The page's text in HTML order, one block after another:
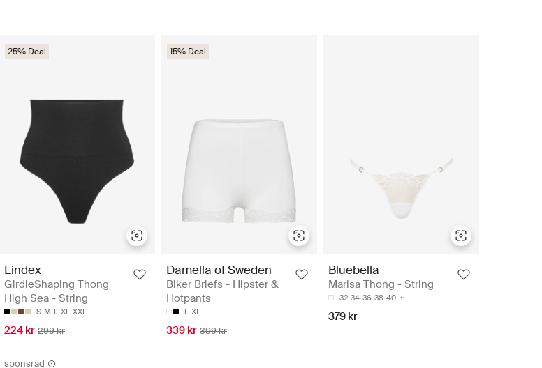
25% Deal
Lindex
GirdleShaping Thong
High Sea - String
S M L XL XXL
224 kr 299 kr
15% Deal
Damella of Sweden
Biker Briefs - Hipster &
Hotpants
L XL
339 kr 399 kr
Bluebella
Marisa Thong - String
32 34 36 38 40
379 kr
sponsrad